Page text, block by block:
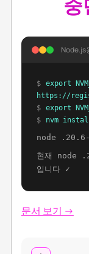
중
Node.js
$ export
https://
$ export
$
nvm
node
현재 node
입니다 ✓
문서 보기 →